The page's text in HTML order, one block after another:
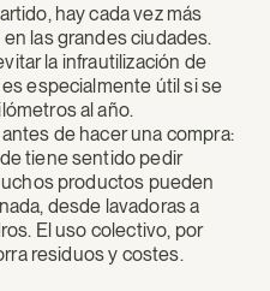
hay cada vez más
las grandes ciudades.
la infrautilización de
especialmente útil si se
al año.
de hacer una compra:
tiene sentido pedir
productos pueden
desde lavadoras a
El uso colectivo, por
residuos y costes.